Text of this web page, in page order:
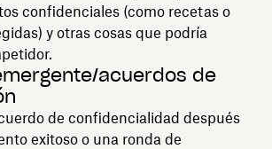
confidenciales (como recetas o
y otras cosas que podría
acuerdos de
de confidencialidad después
exitoso o una ronda de